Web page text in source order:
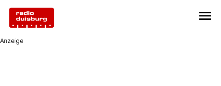
menu
Anzeige